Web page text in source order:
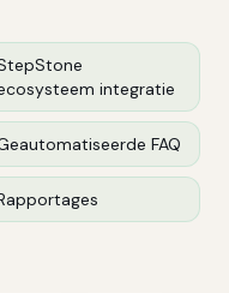
integratie
FAQ